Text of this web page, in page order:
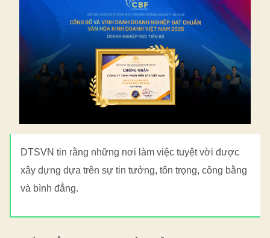
DTSVN tin rằng những nơi làm việc tuyệt vời được
xây dựng dựa trên sự tin tưởng, tôn trọng, công bằng
và bình đẳng.